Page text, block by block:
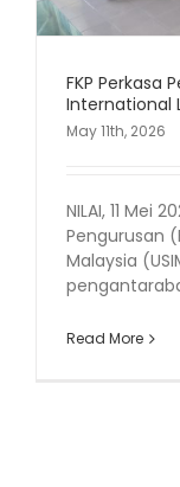
FKP Perkasa
International
May 11th, 2026
NILAI, 11 Mei
Pengurusan
Malaysia
Read More